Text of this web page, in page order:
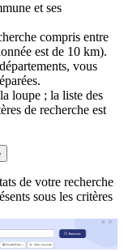
et ses
compris entre
est de 10 km).
vous
loupe ; la liste des
de recherche est
de votre recherche
sous les critères